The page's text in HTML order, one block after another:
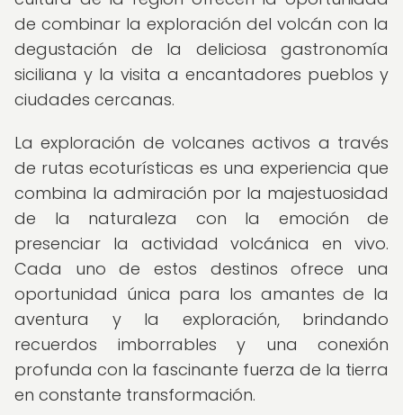
de combinar la exploración del volcán con la
degustación de la deliciosa gastronomía
siciliana y la visita a encantadores pueblos y
ciudades cercanas.
La exploración de volcanes activos a través
de rutas ecoturísticas es una experiencia que
combina la admiración por la majestuosidad
de la naturaleza con la emoción de
presenciar la actividad volcánica en vivo.
Cada uno de estos destinos ofrece una
oportunidad única para los amantes de la
aventura y la exploración, brindando
recuerdos imborrables y una conexión
profunda con la fascinante fuerza de la tierra
en constante transformación.